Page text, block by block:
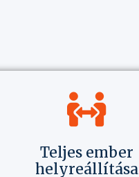
Teljes ember
helyreállítása